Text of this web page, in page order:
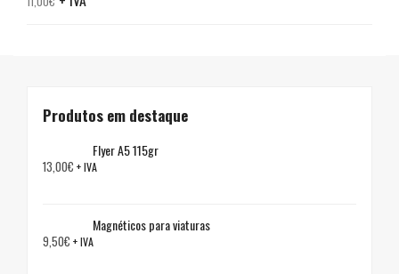
Produtos em destaque
Flyer A5 115gr
13,00€ + IVA
Magnéticos para viaturas
9,50€ + IVA